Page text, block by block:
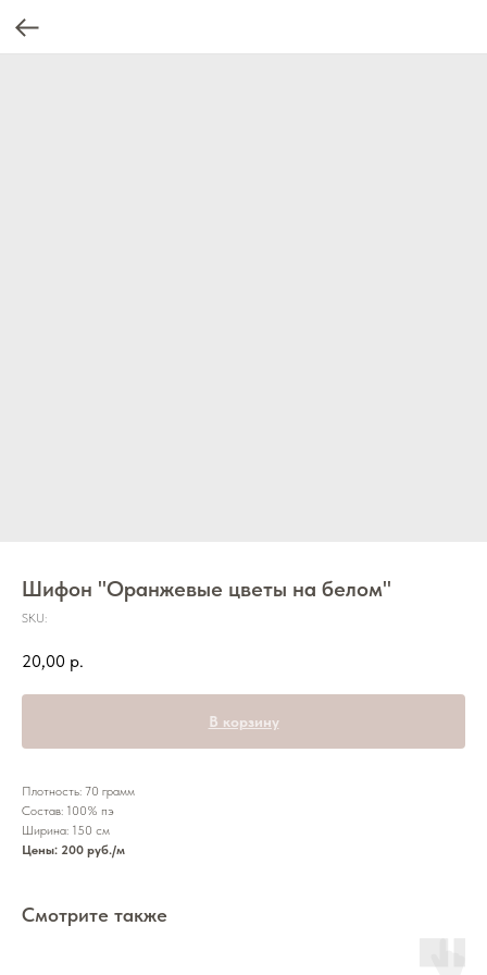
Шифон "Оранжевые цветы на белом"
SKU:
20,00 р.
В корзину
Плотность: 70 грамм
Состав: 100% пэ
Ширина: 150 см
Цены: 200 руб./м
Смотрите также